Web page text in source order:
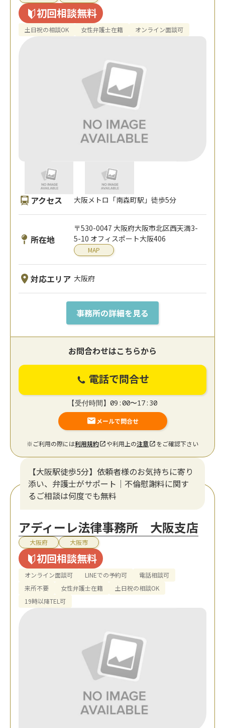
初回相談無料
土日祝の相談OK 女性弁護士在籍 オンライン面談可
アクセス 大阪メトロ「南森町駅」徒歩5分
所在地
〒530-0047 大阪府大阪市北区西天満3-
5-10 オフィスポート大阪406
MAP
対応エリア 大阪府
事務所の詳細を見る
お問合わせはこちらから
電話で問合せ
【受付時間】09:00〜17:30
メールで問合せ
※ご利用の際には利用規約 や利用上の注意 をご確認下さい
【大阪駅徒歩5分】依頼者様のお気持ちに寄り
添い、弁護士がサポート｜不倫慰謝料に関す
るご相談は何度でも無料
アディーレ法律事務所 大阪支店
大阪府 大阪市
初回相談無料
オンライン面談可 LINEでの予約可
電話相談可
来所不要
女性弁護士在籍
土日祝の相談OK
19時以降TEL可